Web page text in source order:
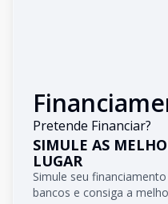
Pretende Financiar?
SIMULE AS
LUGAR
Simule seu
bancos e consiga a